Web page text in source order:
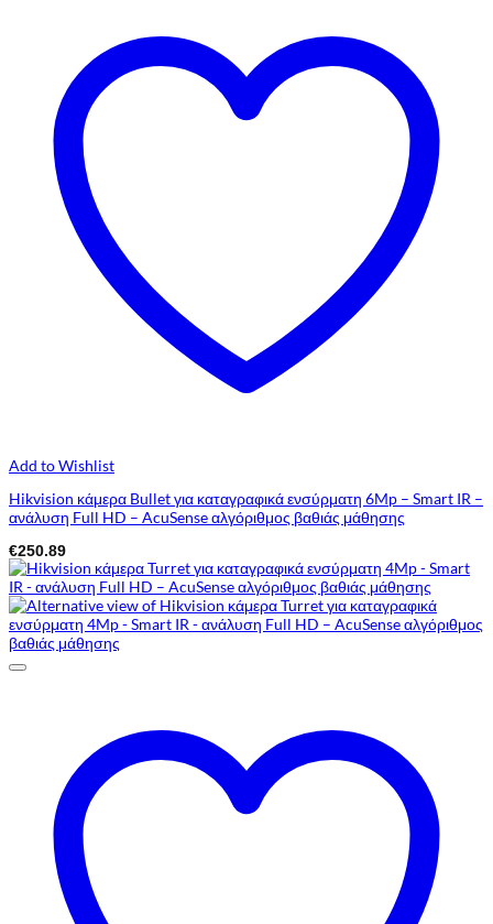
Add to Wishlist
Hikvision κάμερα Bullet για καταγραφικά ενσύρματη 6Mp – Smart IR –
ανάλυση Full HD – AcuSense αλγόριθμος βαθιάς μάθησης
€250.89